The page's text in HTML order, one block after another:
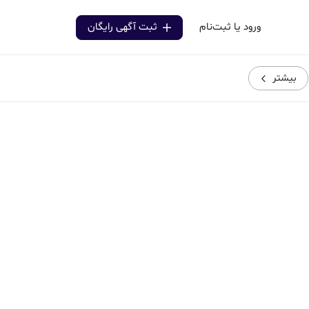
ورود یا ثبت‌نام ثبت آگهی رایگان
بیشتر